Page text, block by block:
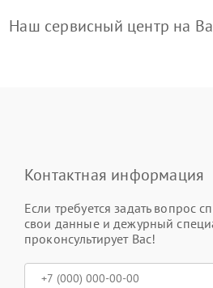
Наш сервисный центр на
Контактная информация
Если требуется задать вопрос
свои данные и дежурный
проконсультирует Вас!